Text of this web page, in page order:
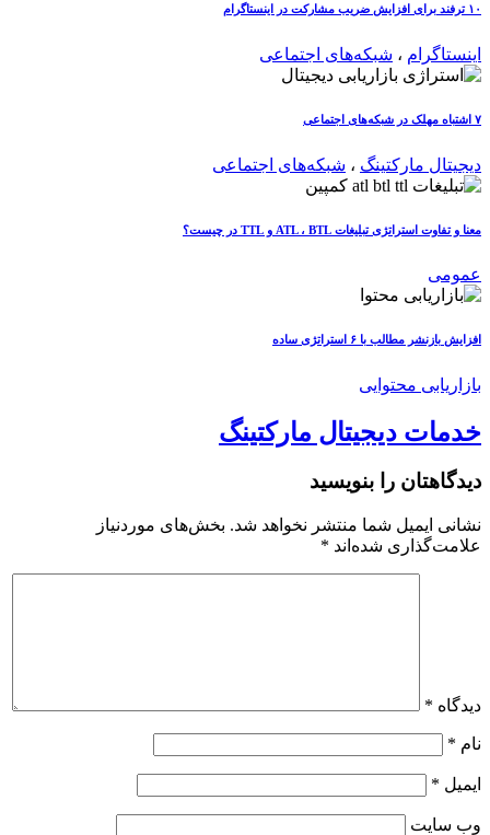
۱۰ ترفند برای افزایش ضریب مشارکت در اینستاگرام
اینستاگرام ، شبکه‌های اجتماعی
۷ اشتباه مهلک در شبکه‌های اجتماعی
دیجیتال مارکتینگ ، شبکه‌های اجتماعی
معنا و تفاوت استراتژی تبلیغات ATL ، BTL و TTL در چیست؟
عمومی
افزایش بازنشر مطالب با ۶ استراتژی ساده
بازاریابی محتوایی
خدمات دیجیتال مارکتینگ
دیدگاهتان را بنویسید
نشانی ایمیل شما منتشر نخواهد شد. بخش‌های موردنیاز
علامت‌گذاری شده‌اند *
دیدگاه *
نام *
ایمیل *
وب‌ سایت